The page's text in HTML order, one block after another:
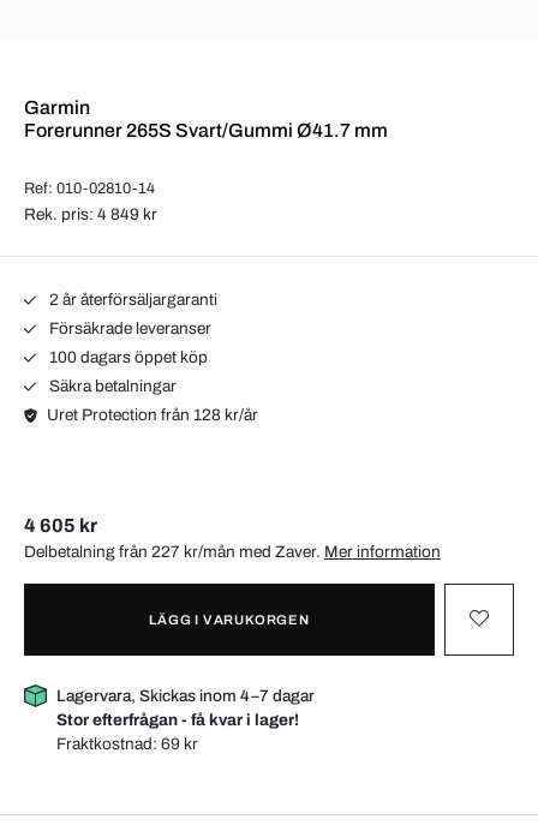
Garmin
Forerunner 265S Svart/Gummi Ø41.7 mm
Ref: 010-02810-14
Rek. pris: 4 849 kr
2 år återförsäljargaranti
Försäkrade leveranser
100 dagars öppet köp
Säkra betalningar
Uret Protection från 128 kr/år
4 605 kr
Delbetalning från 227 kr/mån med Zaver. Mer information
LÄGG I VARUKORGEN
Lagervara, Skickas inom 4–7 dagar
Stor efterfrågan - få kvar i lager!
Fraktkostnad:69 kr